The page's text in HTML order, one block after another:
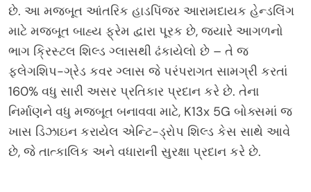
છે. આ મજબૂત આંતરિક હાડપિંજર આરામદાયક હેન્ડલિંગ
માટે મજબૂત બાહ્ય ફ્રેમ દ્વારા પૂરક છે, જ્યારે આગળનો
ભાગ ક્રિસ્ટલ શિલ્ડ ગ્લાસથી ઢંકાયેલો છે – તે જ
ફ્લેગશિપ-ગ્રેડ કવર ગ્લાસ જે પરંપરાગત સામગ્રી કરતાં
160% વધુ સારી અસર પ્રતિકાર પ્રદાન કરે છે. તેના
નિર્માણને વધુ મજબૂત બનાવવા માટે, K13x 5G બોક્સમાં જ
ખાસ ડિઝાઇન કરાયેલ એન્ટિ-ડ્રોપ શિલ્ડ કેસ સાથે આવે
છે, જે તાત્કાલિક અને વધારાની સુરક્ષા પ્રદાન કરે છે.